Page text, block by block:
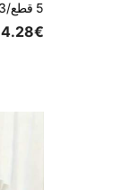
4.28€